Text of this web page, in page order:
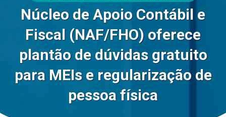
Núcleo de Apoio Contábil e
Fiscal (NAF/FHO) oferece
plantão de dúvidas gratuito
para MEIs e regularização de
pessoa física